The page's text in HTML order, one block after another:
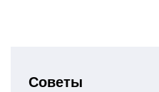
Советы